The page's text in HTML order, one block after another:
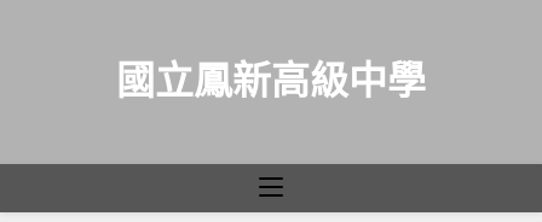
國立鳳新高級中學